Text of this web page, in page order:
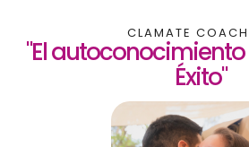
CLAMATE
"El autoconocimiento
Éxito"